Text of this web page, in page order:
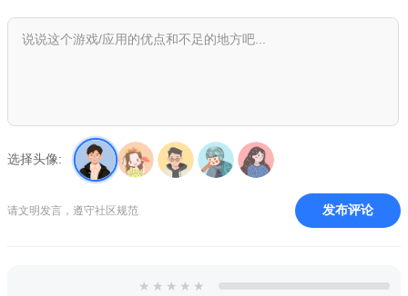
程序生成的无固定地图结构：每一关的布局、资源分布、
Cobb的初始位置均由程序动态生成，杜绝背板通关。你无法依赖
俯视黑暗视角与极简像素画风：游戏采用俯视视角与暗黑像
素风格，整个场景除了熔炉周边一小圈视野外，大部分区域处于
黑暗之中。这种设计营造了极强的未知恐惧，你只能依靠微弱的
火光和听觉判断Cobb的位置，每一次远离光源都是高风险的赌
选择头像:
请文明发言，遵守社区规范 发布评论
★ ★ ★ ★ ★